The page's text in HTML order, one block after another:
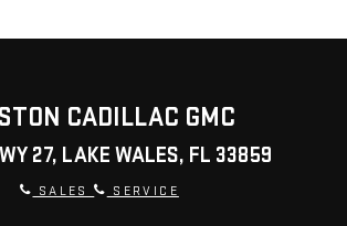
CADILLAC GMC
27, LAKE WALES, FL 33859
SALES SERVICE